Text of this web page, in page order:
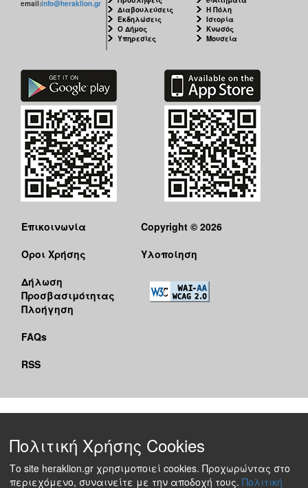
email:info@heraklion.gr
Διαβουλεύσεις
Εκδηλώσεις
Ο Δήμος
Υπηρεσίες
Η Πόλη
Ιστορία
Κνωσός
Μουσεία
Επικοινωνία
Όροι Χρήσης
Δήλωση
Προσβασιμότητας
Πλοήγηση
FAQs
RSS
Copyright © 2026
Υλοποίηση
Πολιτική Χρήσης Cookies
Το site heraklion.gr χρησιμοποιεί cookies. Προχωρώντας στο
περιεχόμενο, συναινείτε με την αποδοχή τους. Πολιτική